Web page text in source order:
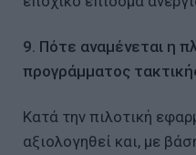
9. Πότε αναμένεται η
προγράμματος
Κατά την πιλοτική
αξιολογηθεί και, με